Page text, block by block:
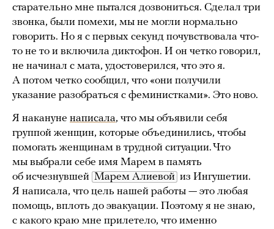
старательно мне пытался дозвониться. Сделал три
звонка, были помехи, мы не могли нормально
говорить. Но я с первых секунд почувствовала что-
то не то и включила диктофон. И он четко говорил,
не начинал с мата, удостоверился, что это я.
А потом четко сообщил, что «они получили
указание разобраться с феминистками». Это ново.
Я накануне написала, что мы объявили себя
группой женщин, которые объединились, чтобы
помогать женщинам в трудной ситуации. Что
мы выбрали себе имя Марем в память
об исчезнувшей Марем Алиевой из Ингушетии.
Я написала, что цель нашей работы — это любая
помощь, вплоть до эвакуации. Поэтому я не знаю,
с какого краю мне прилетело, что именно